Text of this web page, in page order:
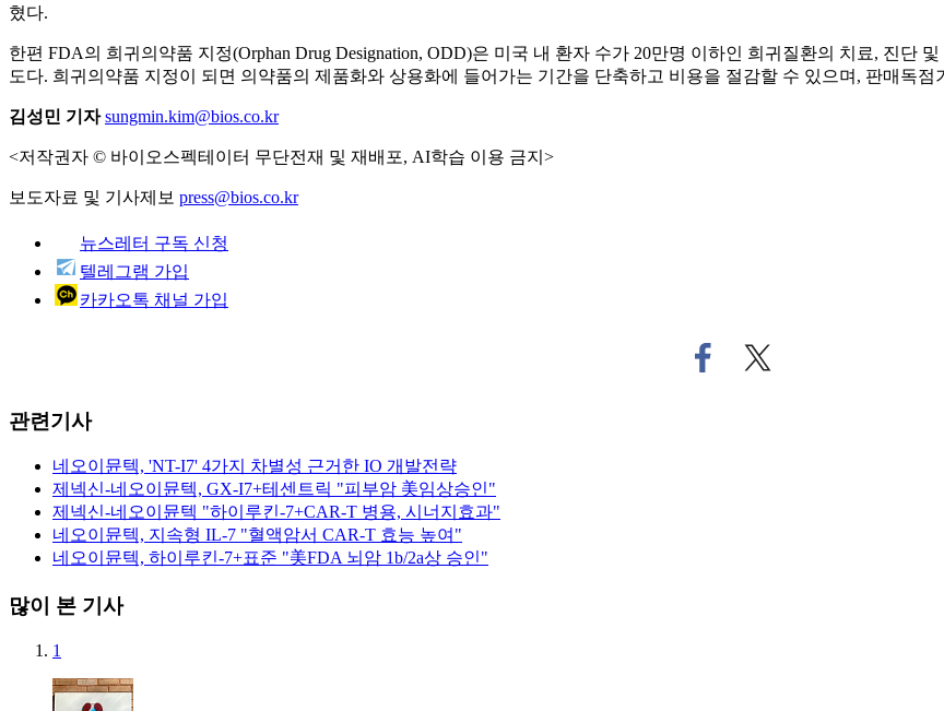
혔다.
한편 FDA의 희귀의약품 지정(Orphan Drug Designation, ODD)은 미국 내 환자 수가 20만명 이하인 희귀질환의 치료, 진단
도다. 희귀의약품 지정이 되면 의약품의 제품화와 상용화에 들어가는 기간을 단축하고 비용을 절감할 수 있으며, 판매독
김성민 기자 sungmin.kim@bios.co.kr
<저작권자 © 바이오스펙테이터 무단전재 및 재배포, AI학습 이용 금지>
보도자료 및 기사제보 press@bios.co.kr
뉴스레터 구독 신청
텔레그램 가입
카카오톡 채널 가입
페
이
트
위
관련기사
네오이뮨텍, 'NT-I7' 4가지 차별성 근거한 IO 개발전략
제넥신-네오이뮨텍, GX-I7+테센트릭 "피부암 美임상승인"
제넥신-네오이뮨텍 "하이루킨-7+CAR-T 병용, 시너지효과"
네오이뮨텍, 지속형 IL-7 "혈액암서 CAR-T 효능 높여"
네오이뮨텍, 하이루킨-7+표준 "美FDA 뇌암 1b/2a상 승인"
많이 본 기사
1